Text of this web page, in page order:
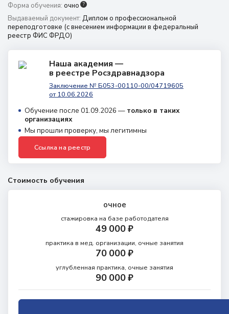
г. Красноярск,
пр. Красноярский рабочий, 165Г
8 (800) 350 9867
amo@24amo.ru
Перейти на портал дистанционного обучения
Форма обучения: очно ?
Выдаваемый документ: Диплом о профессиональной
переподготовке (с внесением информации в федеральный
реестр ФИС ФРДО)
Наша академия —
в реестре Росздравнадзора
Заключение № Б053-00110-00/04719605
от 10.06.2026
Обучение после 01.09.2026 — только в таких
организациях
Мы прошли проверку, мы легитимны
Ссылка на реестр
Стоимость обучения
очное
стажировка на базе работодателя
49 000 ₽
практика в мед. организации, очные занятия
70 000 ₽
углубленная практика, очные занятия
90 000 ₽